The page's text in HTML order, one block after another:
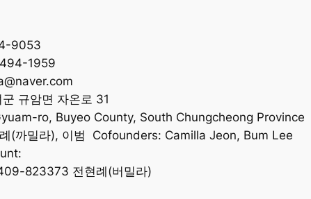
9053
1959
규암면 자온로 31
ro, Buyeo County, South Chungcheong Province
(까밀라), 이범 Cofounders: Camilla Jeon, Bum Lee
823373 전현례(버밀라)